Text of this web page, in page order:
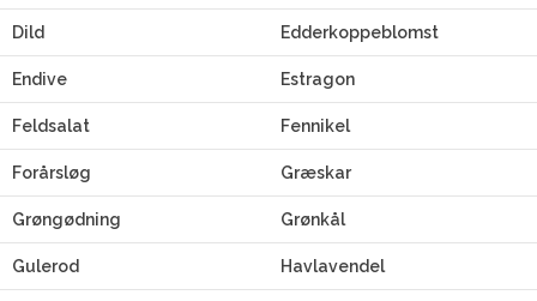
Dild Edderkoppeblomst
Endive Estragon
Feldsalat Fennikel
Forårsløg Græskar
Grøngødning Grønkål
Gulerod Havlavendel